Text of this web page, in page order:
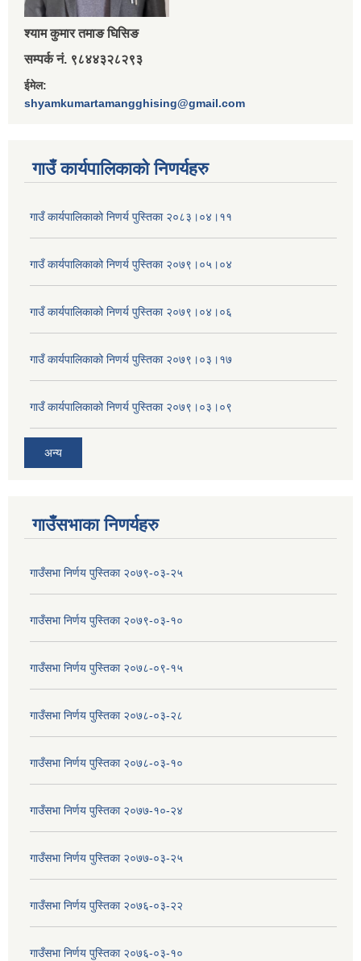
श्‍याम कुमार तमाङ घिसिङ
सम्पर्क नं. ९८४४३२८२९३
ईमेल:
shyamkumartamangghising@gmail.com
गाउँ कार्यपालिकाकाे निणर्यहरु
गाउँ कार्यपालिकाको निणर्य पुस्तिका २०८३।०४।११
गाउँ कार्यपालिकाको निणर्य पुस्तिका २०७९।०५।०४
गाउँ कार्यपालिकाको निणर्य पुस्तिका २०७९।०४।०६
गाउँ कार्यपालिकाको निणर्य पुस्तिका २०७९।०३।१७
गाउँ कार्यपालिकाको निणर्य पुस्तिका २०७९।०३।०९
अन्य
गाउँसभाका निणर्यहरु
गाउँसभा निर्णय पुस्तिका २०७९-०३-२५
गाउँसभा निर्णय पुस्तिका २०७९-०३-१०
गाउँसभा निर्णय पुस्तिका २०७८-०९-१५
गाउँसभा निर्णय पुस्तिका २०७८-०३-२८
गाउँसभा निर्णय पुस्तिका २०७८-०३-१०
गाउँसभा निर्णय पुस्तिका २०७७-१०-२४
गाउँसभा निर्णय पुस्तिका २०७७-०३-२५
गाउँसभा निर्णय पुस्तिका २०७६-०३-२२
गाउँसभा निर्णय पुस्तिका २०७६-०३-१०